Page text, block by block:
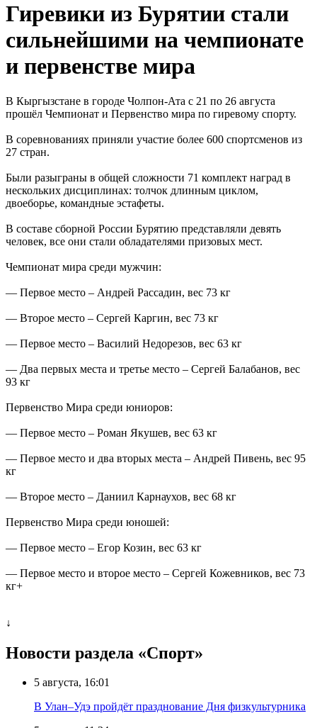
Гиревики из Бурятии стали
сильнейшими на чемпионате
и первенстве мира
В Кыргызстане в городе Чолпон-Ата с 21 по 26 августа
прошёл Чемпионат и Первенство мира по гиревому спорту.
В соревнованиях приняли участие более 600 спортсменов из
27 стран.
Были разыграны в общей сложности 71 комплект наград в
нескольких дисциплинах: толчок длинным циклом,
двоеборье, командные эстафеты.
В составе сборной России Бурятию представляли девять
человек, все они стали обладателями призовых мест.
Чемпионат мира среди мужчин:
— Первое место – Андрей Рассадин, вес 73 кг
— Второе место – Сергей Каргин, вес 73 кг
— Первое место – Василий Недорезов, вес 63 кг
— Два первых места и третье место – Сергей Балабанов, вес
93 кг
Первенство Мира среди юниоров:
— Первое место – Роман Якушев, вес 63 кг
— Первое место и два вторых места – Андрей Пивень, вес 95
кг
— Второе место – Даниил Карнаухов, вес 68 кг
Первенство Мира среди юношей:
— Первое место – Егор Козин, вес 63 кг
— Первое место и второе место – Сергей Кожевников, вес 73
кг+
↓
Новости раздела «Cпорт»
5 августа, 16:01
В Улан–Удэ пройдёт празднование Дня физкультурника